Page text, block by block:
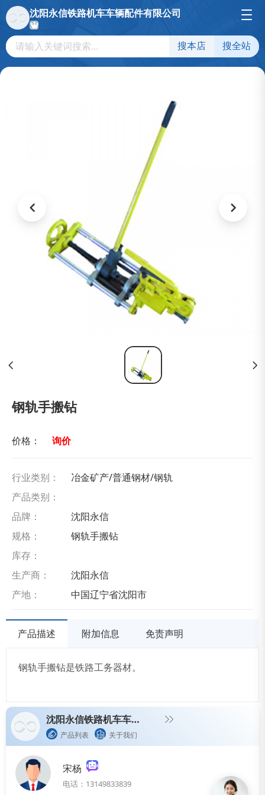
沈阳永信铁路机车车辆配件有限公司
搜本店 搜全站
钢轨手搬钻
价格： 询价
行业类别：
冶金矿产/普通钢材/钢轨
产品类别：
品牌：
沈阳永信
规格：
钢轨手搬钻
库存：
生产商：
沈阳永信
产地：
中国辽宁省沈阳市
产品描述 附加信息 免责声明
钢轨手搬钻是铁路工务器材。
沈阳永信铁路机车车辆配件有限公司
产品列表 关于我们
宋杨
电话：13149833839